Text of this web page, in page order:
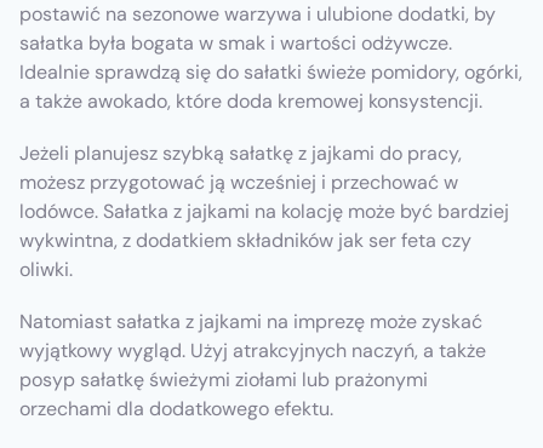
postawić na sezonowe warzywa i ulubione dodatki, by
sałatka była bogata w smak i wartości odżywcze.
Idealnie sprawdzą się do sałatki świeże pomidory, ogórki,
a także awokado, które doda kremowej konsystencji.
Jeżeli planujesz szybką sałatkę z jajkami do pracy,
możesz przygotować ją wcześniej i przechować w
lodówce. Sałatka z jajkami na kolację może być bardziej
wykwintna, z dodatkiem składników jak ser feta czy
oliwki.
Natomiast sałatka z jajkami na imprezę może zyskać
wyjątkowy wygląd. Użyj atrakcyjnych naczyń, a także
posyp sałatkę świeżymi ziołami lub prażonymi
orzechami dla dodatkowego efektu.